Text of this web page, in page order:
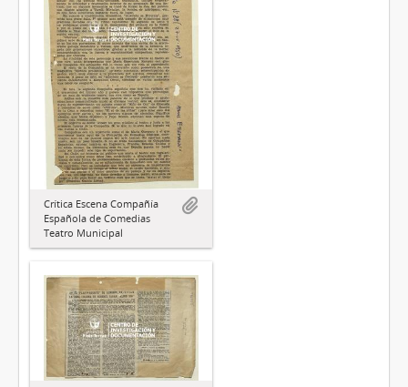
Crítica Escena Compañía
Española de Comedias
Teatro Municipal